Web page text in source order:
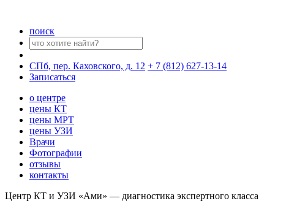
поиск
СПб, пер. Каховского, д. 12 + 7 (812) 627-13-14
Записаться
о центре
цены КТ
цены МРТ
цены УЗИ
Врачи
Фотографии
отзывы
контакты
Центр КТ и УЗИ «Ами» — диагностика экспертного класса